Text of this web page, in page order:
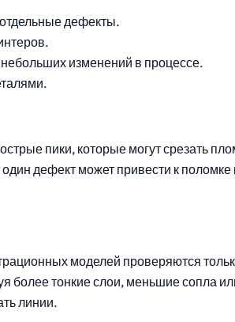
дефекты.
изменений в процессе.
пики, которые могут срезать
дефект может привести к поломке
моделей проверяются
более тонкие слои, меньшие сопла
линии.